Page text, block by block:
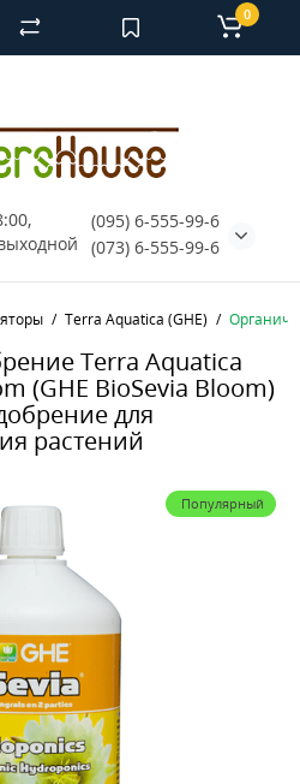
(095) 6-555-99-6
(073) 6-555-99-6
0
Terra Aquatica (GHE)
Terra Aquatica
(GHE BioSevia Bloom)
для
растений
Популярный